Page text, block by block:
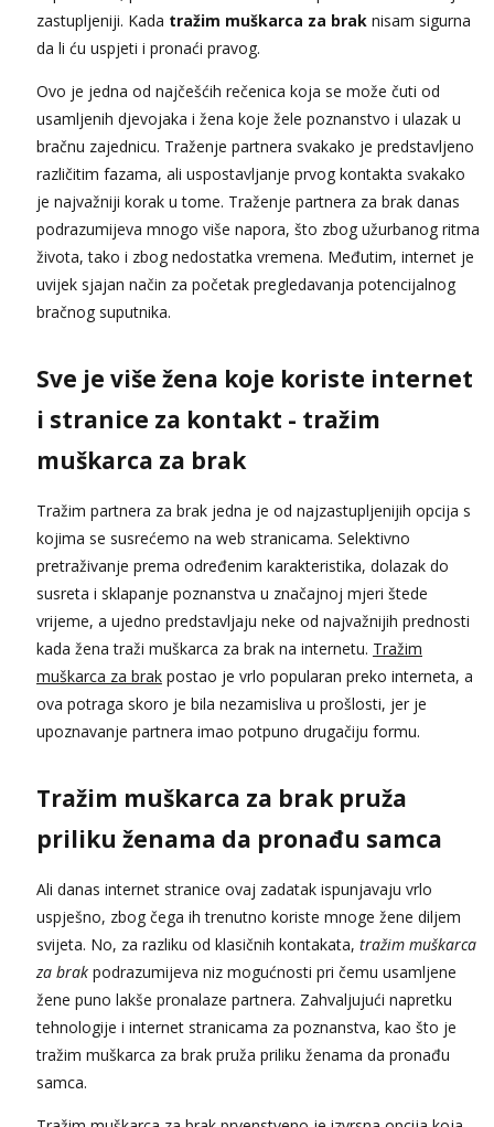
zastupljeniji. Kada tražim muškarca za brak nisam sigurna
da li ću uspjeti i pronaći pravog.
Ovo je jedna od najčešćih rečenica koja se može čuti od
usamljenih djevojaka i žena koje žele poznanstvo i ulazak u
bračnu zajednicu. Traženje partnera svakako je predstavljeno
različitim fazama, ali uspostavljanje prvog kontakta svakako
je najvažniji korak u tome. Traženje partnera za brak danas
podrazumijeva mnogo više napora, što zbog užurbanog ritma
života, tako i zbog nedostatka vremena. Međutim, internet je
uvijek sjajan način za početak pregledavanja potencijalnog
bračnog suputnika.
Sve je više žena koje koriste internet
i stranice za kontakt - tražim
muškarca za brak
Tražim partnera za brak jedna je od najzastupljenijih opcija s
kojima se susrećemo na web stranicama. Selektivno
pretraživanje prema određenim karakteristika, dolazak do
susreta i sklapanje poznanstva u značajnoj mjeri štede
vrijeme, a ujedno predstavljaju neke od najvažnijih prednosti
kada žena traži muškarca za brak na internetu. Tražim
muškarca za brak postao je vrlo popularan preko interneta, a
ova potraga skoro je bila nezamisliva u prošlosti, jer je
upoznavanje partnera imao potpuno drugačiju formu.
Tražim muškarca za brak pruža
priliku ženama da pronađu samca
Ali danas internet stranice ovaj zadatak ispunjavaju vrlo
uspješno, zbog čega ih trenutno koriste mnoge žene diljem
svijeta. No, za razliku od klasičnih kontakata, tražim muškarca
za brak podrazumijeva niz mogućnosti pri čemu usamljene
žene puno lakše pronalaze partnera. Zahvaljujući napretku
tehnologije i internet stranicama za poznanstva, kao što je
tražim muškarca za brak pruža priliku ženama da pronađu
samca.